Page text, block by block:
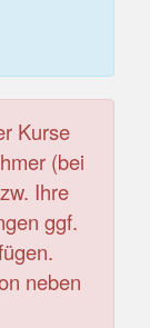
Kurse
(bei
Ihre
ggf.
neben